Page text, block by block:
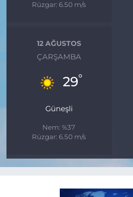
Rüzgar: 6.50 m/s
12 AĞUSTOS
ÇARŞAMBA
29°
Güneşli
Nem: %37
Rüzgar: 6.50 m/s